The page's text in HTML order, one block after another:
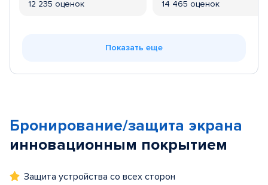
12 235 оценок 14 465 оценок
Показать еще
Бронирование/защита экрана
инновационным покрытием
Защита устройства со всех сторон